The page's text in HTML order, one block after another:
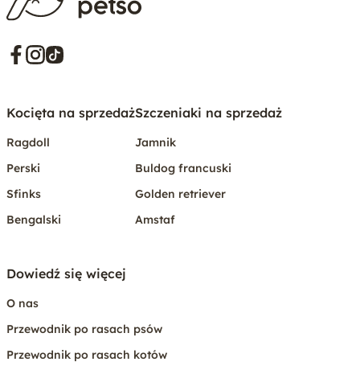
Kocięta na sprzedaż
Ragdoll
Perski
Sfinks
Bengalski
Szczeniaki na sprzedaż
Jamnik
Buldog francuski
Golden retriever
Amstaf
Dowiedź się więcej
O nas
Przewodnik po rasach psów
Przewodnik po rasach kotów